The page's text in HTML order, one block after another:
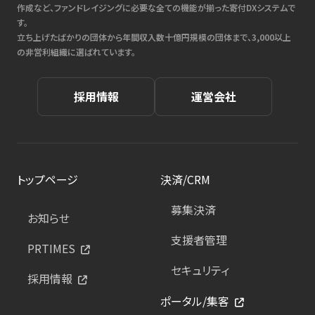
作成など、ファンドレイジングに必要な全ての機能が揃った寄付DXシステムで
す。
立ち上げたばかりの団体から年間収入数十億円規模の団体まで、3,000以上
の非営利組織に選ばれています。
採用情報 運営会社
トップページ
お知らせ
PRTIMES
採用情報
決済/CRM
募集決済
支援者管理
セキュリティ
ポータル/集客